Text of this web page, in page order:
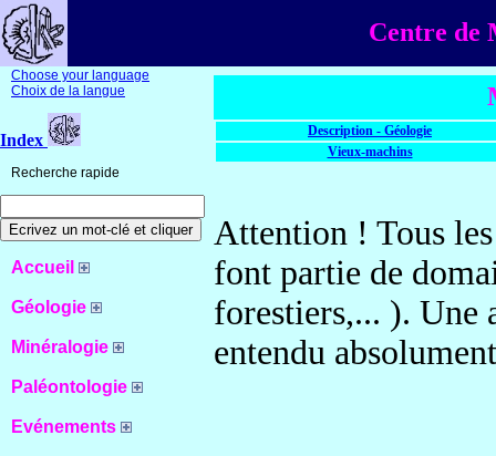
Centre de
Choose your language
Choix de la langue
Index
Recherche rapide
Accueil
Géologie
Minéralogie
Paléontologie
Evénements
Description - Géologie
Vieux-machins
Attention ! Tous
font partie de
forestiers,... ). Une
entendu